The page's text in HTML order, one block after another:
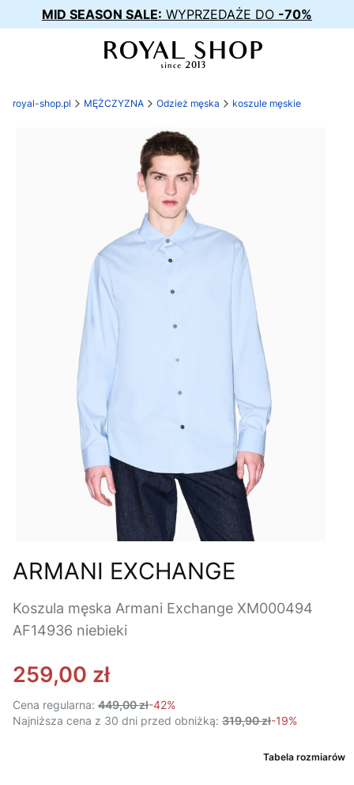
MID SEASON SALE: WYPRZEDAŻE DO -70%
royal-shop.pl MĘŻCZYZNA Odzież męska koszule męskie
ARMANI EXCHANGE
Koszula męska Armani Exchange XM000494
AF14936 niebieki
259,00 zł
Cena regularna: 449,00 zł-42%
Najniższa cena z 30 dni przed obniżką: 319,90 zł-19%
Tabela rozmiarów